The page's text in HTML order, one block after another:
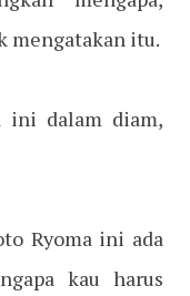
mengatakan itu.
ini dalam diam,
Ryoma ini ada
kau harus